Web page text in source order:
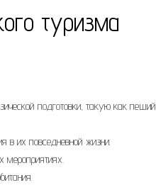
туризма
подготовки, такую как пеший
в их повседневной жизни.
мероприятиях.